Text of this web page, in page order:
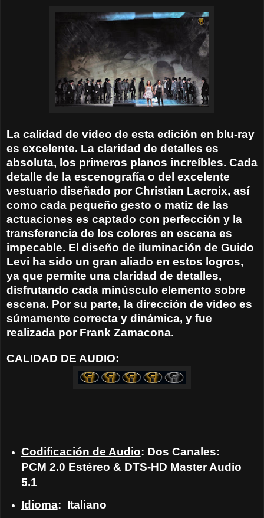
La calidad de video de esta edición en blu-ray
es excelente. La claridad de detalles es
absoluta, los primeros planos increíbles. Cada
detalle de la escenografía o del excelente
vestuario diseñado por Christian Lacroix, así
como cada pequeño gesto o matiz de las
actuaciones es captado con perfección y la
transferencia de los colores en escena es
impecable. El diseño de iluminación de Guido
Levi ha sido un gran aliado en estos logros,
ya que permite una claridad de detalles,
disfrutando cada minúsculo elemento sobre
escena. Por su parte, la dirección de video es
súmamente correcta y dinámica, y fue
realizada por Frank Zamacona.
CALIDAD DE AUDIO:
Codificación de Audio: Dos Canales:
PCM 2.0 Estéreo & DTS-HD Master Audio
5.1
Idioma: Italiano